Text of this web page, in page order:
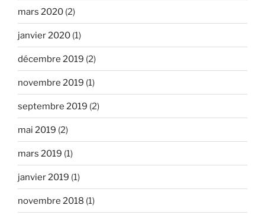
mars 2020 (2)
janvier 2020 (1)
décembre 2019 (2)
novembre 2019 (1)
septembre 2019 (2)
mai 2019 (2)
mars 2019 (1)
janvier 2019 (1)
novembre 2018 (1)